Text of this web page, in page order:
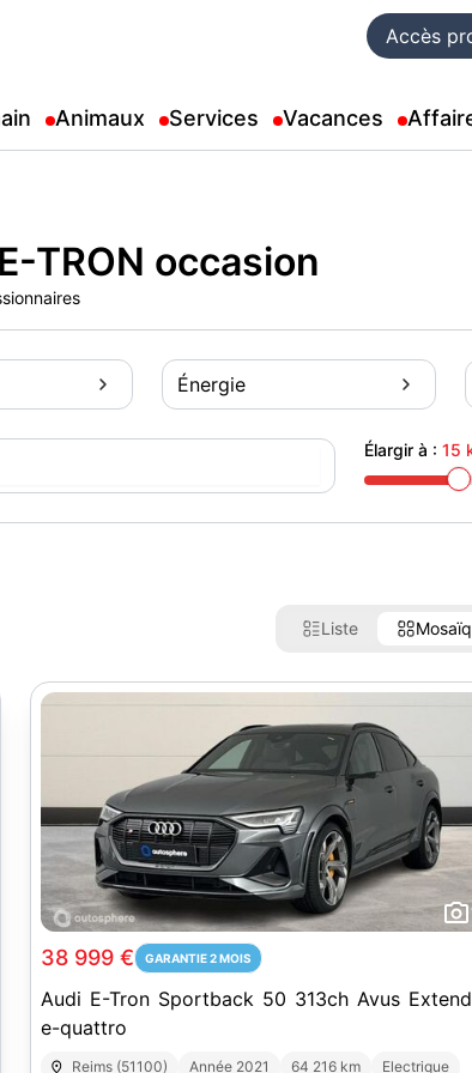
Accès
Animaux Services Vacances
TRON occasion
Énergie
Élargir à : 15
Liste
38 999 € GARANTIE 2 MOIS
Audi E-Tron Sportback 50 313ch Avus
e-quattro
Reims (51100) Année 2021 64 216 km
Electrique